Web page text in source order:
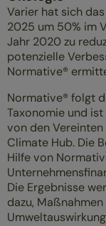
Varier hat sich
2025 um 50% im
Jahr 2020 zu
potenzielle
Normative®
Normative® folgt
Taxonomie und
von den
Climate Hub. Die
Hilfe von
Die Ergebnisse
dazu,